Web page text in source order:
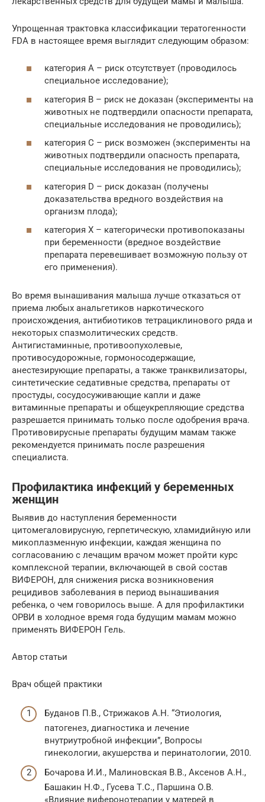
Упрощенная трактовка классификации тератогенности
FDA в настоящее время выглядит следующим образом:
категория A – риск отсутствует (проводилось
специальное исследование);
категория B – риск не доказан (эксперименты на
животных не подтвердили опасности препарата,
специальные исследования не проводились);
категория C – риск возможен (эксперименты на
животных подтвердили опасность препарата,
специальные исследования не проводились);
категория D – риск доказан (получены
доказательства вредного воздействия на
организм плода);
категория X – категорически противопоказаны
при беременности (вредное воздействие
препарата перевешивает возможную пользу от
его применения).
Во время вынашивания малыша лучше отказаться от
приема любых анальгетиков наркотического
происхождения, антибиотиков тетрациклинового ряда и
некоторых спазмолитических средств.
Антигистаминные, противоопухолевые,
противосудорожные, гормоносодержащие,
анестезирующие препараты, а также транквилизаторы,
синтетические седативные средства, препараты от
простуды, сосудосуживающие капли и даже
витаминные препараты и общеукрепляющие средства
разрешается принимать только после одобрения врача.
Противовирусные препараты будущим мамам также
рекомендуется принимать после разрешения
специалиста.
Профилактика инфекций у беременных
женщин
Выявив до наступления беременности
цитомегаловирусную, герпетическую, хламидийную или
микоплазменную инфекции, каждая женщина по
согласованию с лечащим врачом может пройти курс
комплексной терапии, включающей в свой состав
ВИФЕРОН, для снижения риска возникновения
рецидивов заболевания в период вынашивания
ребенка, о чем говорилось выше. А для профилактики
ОРВИ в холодное время года будущим мамам можно
применять ВИФЕРОН Гель.
Автор статьи
Врач общей практики
Буданов П.В., Стрижаков А.Н. “Этиология,
патогенез, диагностика и лечение
внутриутробной инфекции”, Вопросы
гинекологии, акушерства и перинатологии, 2010.
Бочарова И.И., Малиновская В.В., Аксенов А.Н.,
Башакин Н.Ф., Гусева Т.С., Паршина О.В.
«Влияние виферонотерапии у матерей в